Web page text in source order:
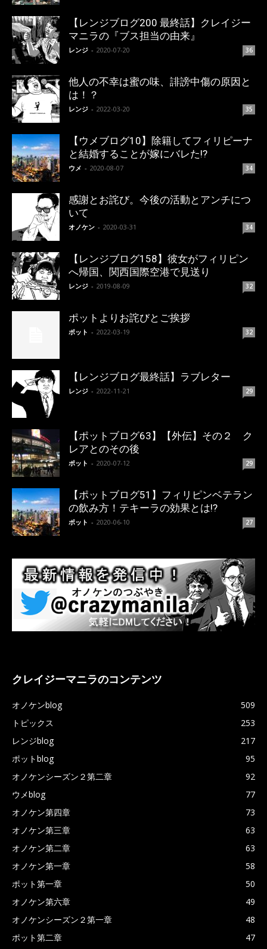
【レンジブログ200 最終話】クレイジー
マニラの『ブス担当の由来』
レンジ - 2020-07-20 36
他人の不幸は蜜の味、誹謗中傷の原因と
は！？
レンジ - 2022-03-20 35
【ウメブログ10】除籍してフィリピーナ
と結婚することが嫁にバレた!?
ウメ - 2020-08-07 34
感謝とお詫び。今後の活動とアンチにつ
いて
オノケン - 2020-03-31 34
【レンジブログ158】彼女がフィリピン
へ帰国、関西国際空港で見送り
レンジ - 2019-08-09 32
ポットよりお詫びとご挨拶
ポット - 2022-03-19 32
【レンジブログ最終話】ラブレター
レンジ - 2022-11-21 29
【ポットブログ63】【外伝】その２ ク
レアとのその後
ポット - 2020-07-12 29
【ポットブログ51】フィリピンベテラン
の飲み方！テキーラの効果とは!?
ポット - 2020-06-10 27
クレイジーマニラのコンテンツ
オノケンblog
509
トピックス
253
レンジblog
217
ポットblog
95
オノケンシーズン２第二章
92
ウメblog
77
オノケン第四章
73
オノケン第三章
63
オノケン第二章
63
オノケン第一章
58
ポット第一章
50
オノケン第六章
49
オノケンシーズン２第一章
48
ポット第二章
47